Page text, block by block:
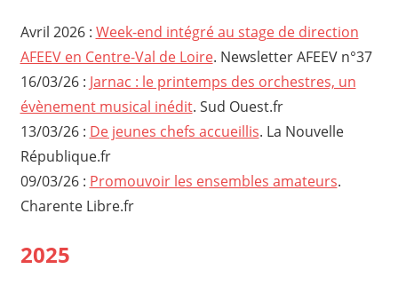
Avril 2026 : Week-end intégré au stage de direction
AFEEV en Centre-Val de Loire. Newsletter AFEEV n°37
16/03/26 : Jarnac : le printemps des orchestres, un
évènement musical inédit. Sud Ouest.fr
13/03/26 : De jeunes chefs accueillis. La Nouvelle
République.fr
09/03/26 : Promouvoir les ensembles amateurs.
Charente Libre.fr
2025